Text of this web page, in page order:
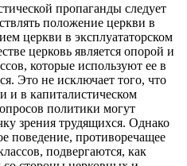
пропаганды следует
положение церкви в
церкви в эксплуататорском
церковь является опорой и
которые используют ее в
Это не исключает того, что
и в капиталистическом
политики могут
зрения трудящихся. Однако
поведение, противоречащее
подвергаются, как